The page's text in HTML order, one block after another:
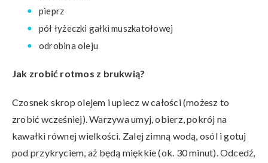
pieprz
pół łyżeczki gałki muszkatołowej
odrobina oleju
Jak zrobić rotmos z brukwią?
Czosnek skrop olejem i upiecz w całości (możesz to
zrobić wcześniej). Warzywa umyj, obierz, pokrój na
kawałki równej wielkości. Zalej zimną wodą, osól i gotuj
pod przykryciem, aż będą miękkie (ok. 30 minut). Odcedź,